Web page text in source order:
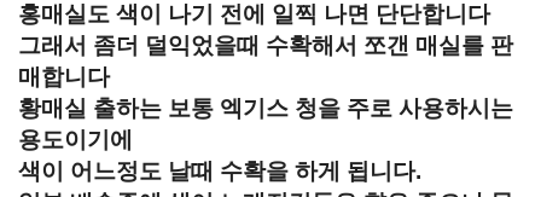
홍매실도 색이 나기 전에 일찍 나면 단단합니다
그래서 좀더 덜익었을때 수확해서 쪼갠 매실를 판
매합니다
황매실 출하는 보통 엑기스 청을 주로 사용하시는
용도이기에
색이 어느정도 날때 수확을 하게 됩니다.